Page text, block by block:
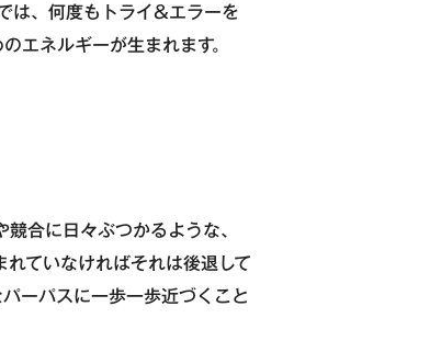
は、何度もトライ&エラーを
エネルギーが生まれます。
合に日々ぶつかるような、
ていなければそれは後退して
ーパスに一歩一歩近づくこと